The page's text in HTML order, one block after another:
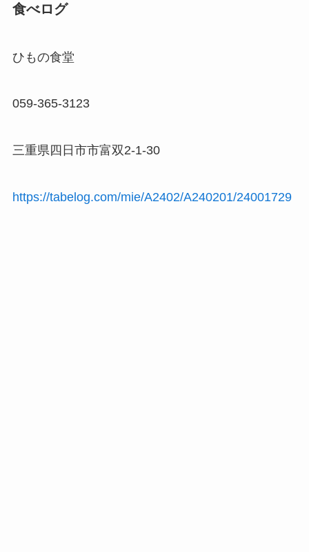
食べログ
ひもの食堂
059-365-3123
三重県四日市市富双2-1-30
https://tabelog.com/mie/A2402/A240201/24001729